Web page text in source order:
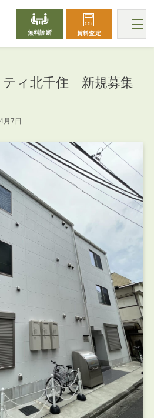
無料診断 賃料査定
ティ北千住 新規募集
月7日